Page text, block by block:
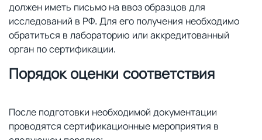
должен иметь письмо на ввоз образцов для
исследований в РФ. Для его получения необходимо
обратиться в лабораторию или аккредитованный
орган по сертификации.
Порядок оценки соответствия
После подготовки необходимой документации
проводятся сертификационные мероприятия в